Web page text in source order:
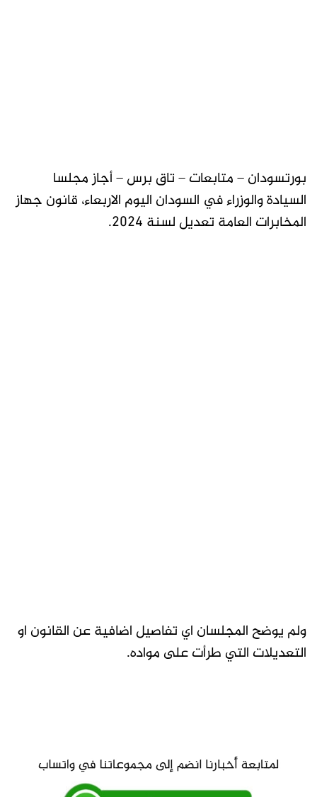
بورتسودان – متابعات – تاق برس – أجاز مجلسا
السيادة والوزراء في السودان اليوم الاربعاء، قانون جهاز
المخابرات العامة تعديل لسنة 2024.
ولم يوضح المجلسان اي تفاصيل اضافية عن القانون او
التعديلات التي طرأت على مواده.